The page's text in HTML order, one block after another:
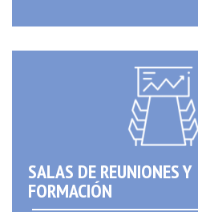
SALAS DE REUNIONES Y
FORMACIÓN